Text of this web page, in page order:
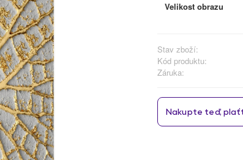
Velikost obrazu
Stav zboží:
Kód produktu:
Záruka: